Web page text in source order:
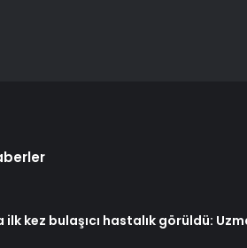
ilk kez bulaşıcı hastalık görüldü: